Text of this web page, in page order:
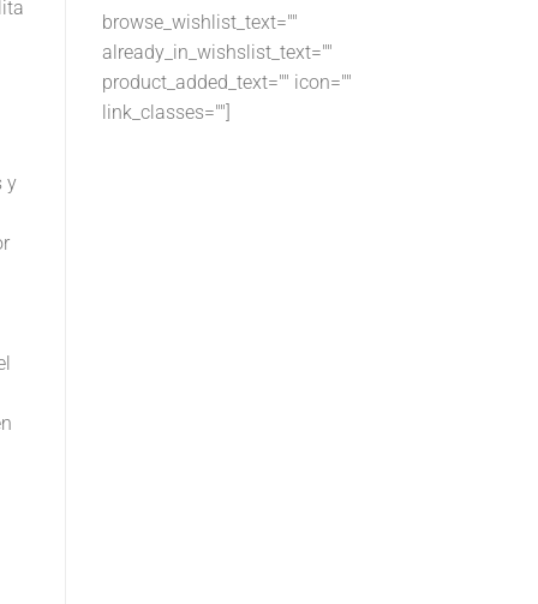
y
browse_wishlist_text=""
already_in_wishslist_text=""
product_added_text="" icon=""
link_classes=""]